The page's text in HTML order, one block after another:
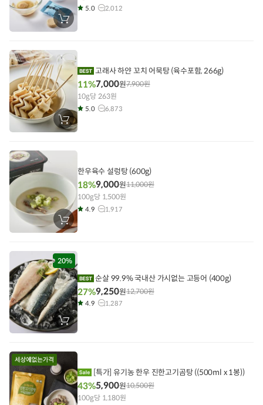
장
바
에
담
기
5.0 2,012
장
바
에
고래사 하얀 꼬치 어묵탕 (육수포함, 266g)
11%7,000원7,900원
10g당 263원
5.0 6,873
장
바
에
담
기
한우육수 설렁탕 (600g)
18%9,000원11,000원
100g당 1,500원
4.9 1,917
20%
장
바
에
기
순살 99.9% 국내산 가시없는 고등어 (400g)
27%9,250원12,700원
4.9 1,287
[특가] 유기농 한우 진한고기곰탕 ((500ml x 1봉))
43%5,900원10,500원
100g당 1,180원